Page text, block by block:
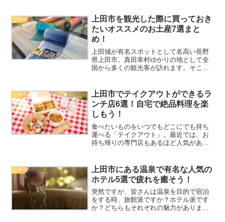
店がいくつかあります。美味しいのはも
ちろん、外装や内装にこだ...
上田市
上田市を観光した際に買っておき
たいオススメのお土産7選まと
め！
上田城が有名スポットとして名高い長野
県上田市。真田幸村ゆかりの地として全
国から多くの観光客が訪れます。そこ
上田市に旅行や観光に行った際には、ぜ
ひオススメしたいお土産がた...
上田市
上田市でテイクアウトができるラ
ンチ店6選！自宅で絶品料理を楽
しもう！
食べたいものをいつでもどこにでも持ち
運べる「テイクアウト」。最近では、お
持ち帰りの専門店もあるほど人気があり
ピッタリですよ！外食をする場合に気に
なる営業時間もテイクアウ...
上田市
上田市にある温泉で有名な人気の
ホテル5選で疲れを癒そう！
突然ですが、皆さんは温泉を目的で宿泊
をする時、旅館派ですか？ホテル派です
か？どちらもそれぞれの魅力があります